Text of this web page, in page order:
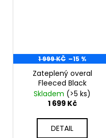
1 999 KČ –15 %
Zateplený overal
Fleeced Black
Skladem (>5 ks)
1 699 Kč
DETAIL